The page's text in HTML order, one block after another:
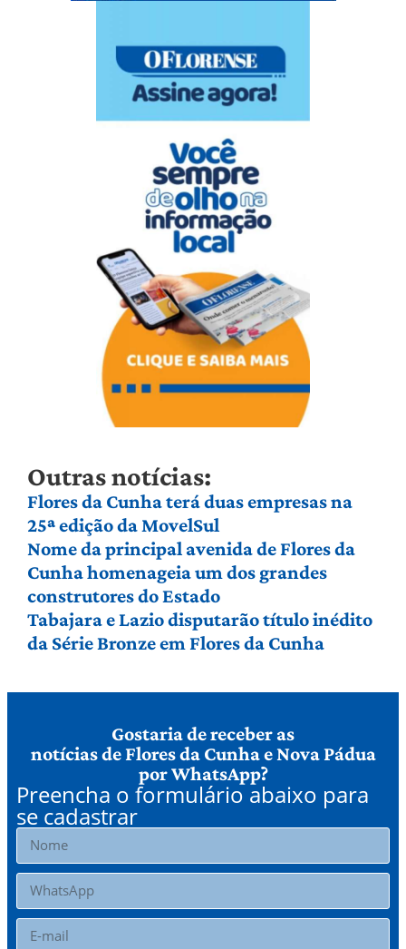
Outras notícias:
Flores da Cunha terá duas empresas na
25ª edição da MovelSul
Nome da principal avenida de Flores da
Cunha homenageia um dos grandes
construtores do Estado
Tabajara e Lazio disputarão título inédito
da Série Bronze em Flores da Cunha
Gostaria de receber as
notícias de Flores da Cunha e Nova Pádua
por WhatsApp?
Preencha o formulário abaixo para
se cadastrar